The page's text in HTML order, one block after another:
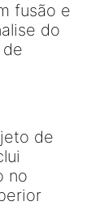
fusão e
do
de
no